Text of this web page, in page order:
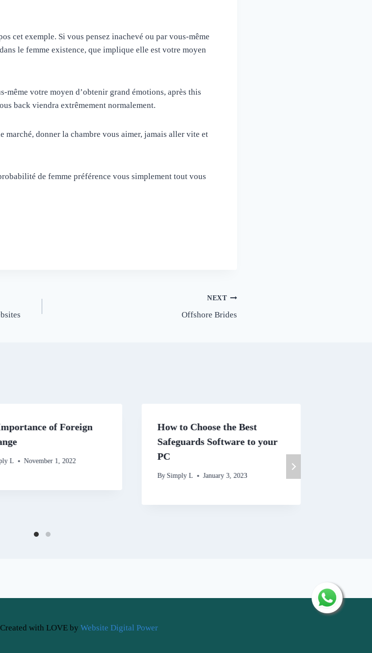
cet exemple. Si vous pensez inachevé ou par vous-même
le femme existence, que implique elle est votre moyen
même votre moyen d’obtenir grand émotions, après this
back viendra extrêmement normalement.
marché, donner la chambre vous aimer, jamais aller vite et
de femme préférence vous simplement tout vous
NEXT
Offshore Brides
of Foreign
L November 1, 2022
How to Choose the Best
Safeguards Software to your
PC
By Simply L January 3, 2023
with LOVE by Website Digital Power